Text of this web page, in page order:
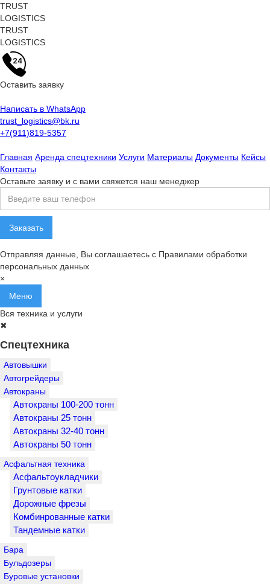
TRUST
LOGISTICS
TRUST
LOGISTICS
Оставить заявку
Написать в WhatsApp
trust_logistics@bk.ru
+7(911)819-5357
Главная Аренда спецтехники Услуги Материалы Документы Кейсы
Контакты
Оставьте заявку и с вами свяжется наш менеджер
Отправляя данные, Вы соглашаетесь с Правилами обработки
персональных данных
×
Меню
Вся техника и услуги
✖
Спецтехника
Автовышки
Автогрейдеры
Автокраны
Автокраны 100-200 тонн
Автокраны 25 тонн
Автокраны 32-40 тонн
Автокраны 50 тонн
Асфальтная техника
Асфальтоукладчики
Грунтовые катки
Дорожные фрезы
Комбинрованные катки
Тандемные катки
Бара
Бульдозеры
Буровые установки